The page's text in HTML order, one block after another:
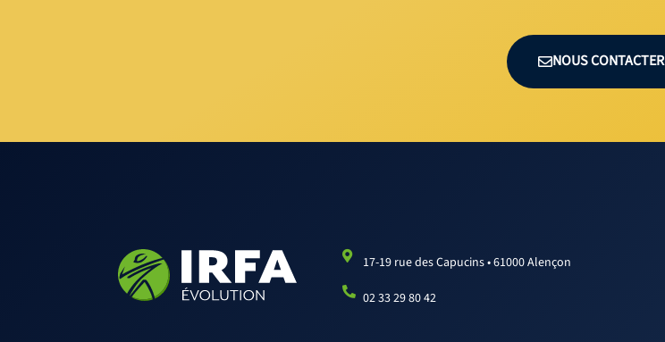
NOUS CONTACTER
17-19 rue des Capucins • 61000 Alençon
02 33 29 80 42